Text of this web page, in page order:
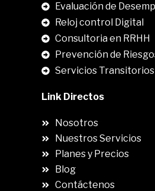
Evaluación de
Reloj control Digital
Consultoria en RRHH
Prevención de
Servicios Transitorios
Link Directos
Nosotros
Nuestros Servicios
Planes y Precios
Blog
Contáctenos